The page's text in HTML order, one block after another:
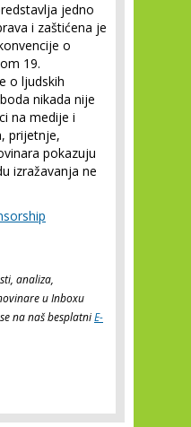
jedno
i zaštićena je
o
19.
o ljudskih
nikada nije
na medije i
prijetnje,
pokazuju
izražavanja ne
analiza,
u Inboxu
na naš besplatniE-